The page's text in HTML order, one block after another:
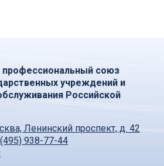
союз
учреждений и
Российской
Ленинский проспект, д. 42
938-77-44